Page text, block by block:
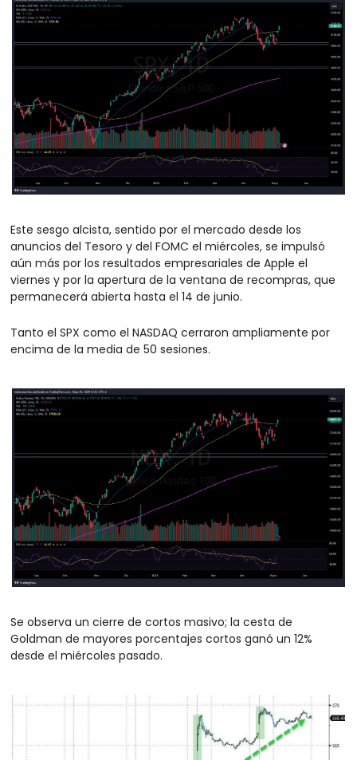
Este sesgo alcista, sentido por el mercado desde los
anuncios del Tesoro y del FOMC el miércoles, se impulsó
aún más por los resultados empresariales de Apple el
viernes y por la apertura de la ventana de recompras, que
permanecerá abierta hasta el 14 de junio.
Tanto el SPX como el NASDAQ cerraron ampliamente por
encima de la media de 50 sesiones.
Se observa un cierre de cortos masivo; la cesta de
Goldman de mayores porcentajes cortos ganó un 12%
desde el miércoles pasado.